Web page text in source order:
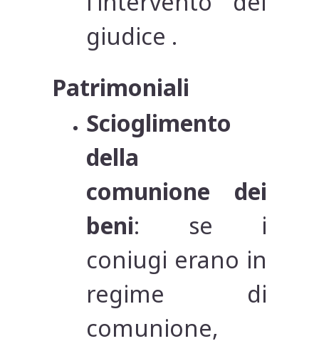
giudice .
Patrimoniali
Scioglimento
della
comunione dei
beni: se i
coniugi erano in
regime di
comunione,